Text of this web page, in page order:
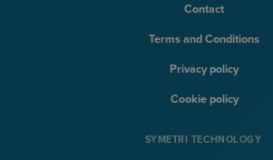
Contact
Terms and Conditions
Privacy policy
Cookie policy
SYMETRI TECHNOLOGY